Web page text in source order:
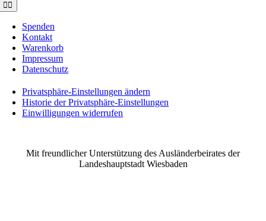
Toggle
Navigation
Spenden
Kontakt
Warenkorb
Impressum
Datenschutz
Privatsphäre-Einstellungen ändern
Historie der Privatsphäre-Einstellungen
Einwilligungen widerrufen
Mit freundlicher Unterstützung des Ausländerbeirates der
Landeshauptstadt Wiesbaden